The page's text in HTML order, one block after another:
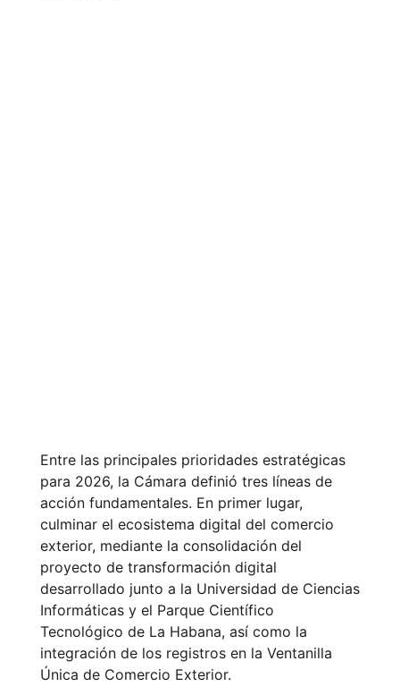
Entre las principales prioridades estratégicas
para 2026, la Cámara definió tres líneas de
acción fundamentales. En primer lugar,
culminar el ecosistema digital del comercio
exterior, mediante la consolidación del
proyecto de transformación digital
desarrollado junto a la Universidad de Ciencias
Informáticas y el Parque Científico
Tecnológico de La Habana, así como la
integración de los registros en la Ventanilla
Única de Comercio Exterior.